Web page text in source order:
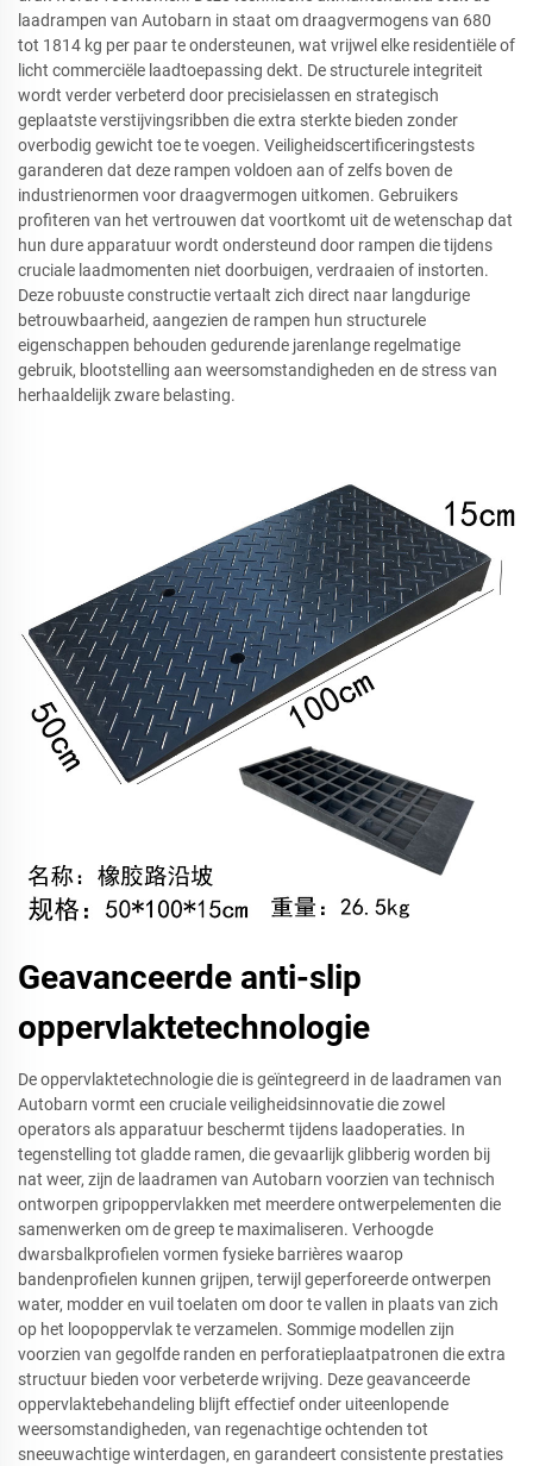
laadrampen van Autobarn in staat om draagvermogens van 680
tot 1814 kg per paar te ondersteunen, wat vrijwel elke residentiële of
licht commerciële laadtoepassing dekt. De structurele integriteit
wordt verder verbeterd door precisielassen en strategisch
geplaatste verstijvingsribben die extra sterkte bieden zonder
overbodig gewicht toe te voegen. Veiligheidscertificeringstests
garanderen dat deze rampen voldoen aan of zelfs boven de
industrienormen voor draagvermogen uitkomen. Gebruikers
profiteren van het vertrouwen dat voortkomt uit de wetenschap dat
hun dure apparatuur wordt ondersteund door rampen die tijdens
cruciale laadmomenten niet doorbuigen, verdraaien of instorten.
Deze robuuste constructie vertaalt zich direct naar langdurige
betrouwbaarheid, aangezien de rampen hun structurele
eigenschappen behouden gedurende jarenlange regelmatige
gebruik, blootstelling aan weersomstandigheden en de stress van
herhaaldelijk zware belasting.
Geavanceerde anti-slip
oppervlaktetechnologie
De oppervlaktetechnologie die is geïntegreerd in de laadramen van
Autobarn vormt een cruciale veiligheidsinnovatie die zowel
operators als apparatuur beschermt tijdens laadoperaties. In
tegenstelling tot gladde ramen, die gevaarlijk glibberig worden bij
nat weer, zijn de laadramen van Autobarn voorzien van technisch
ontworpen gripoppervlakken met meerdere ontwerpelementen die
samenwerken om de greep te maximaliseren. Verhoogde
dwarsbalkprofielen vormen fysieke barrières waarop
bandenprofielen kunnen grijpen, terwijl geperforeerde ontwerpen
water, modder en vuil toelaten om door te vallen in plaats van zich
op het loopoppervlak te verzamelen. Sommige modellen zijn
voorzien van gegolfde randen en perforatieplaatpatronen die extra
structuur bieden voor verbeterde wrijving. Deze geavanceerde
oppervlaktebehandeling blijft effectief onder uiteenlopende
weersomstandigheden, van regenachtige ochtenden tot
sneeuwachtige winterdagen, en garandeert consistente prestaties